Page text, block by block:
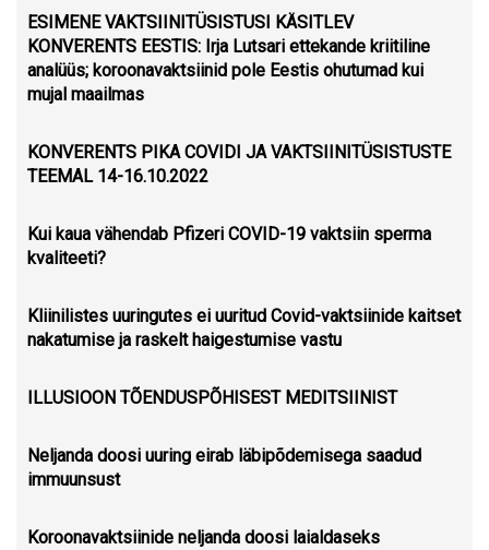
ESIMENE VAKTSIINITÜSISTUSI KÄSITLEV
KONVERENTS EESTIS: Irja Lutsari ettekande kriitiline
analüüs; koroonavaktsiinid pole Eestis ohutumad kui
mujal maailmas
KONVERENTS PIKA COVIDI JA VAKTSIINITÜSISTUSTE
TEEMAL 14-16.10.2022
Kui kaua vähendab Pfizeri COVID-19 vaktsiin sperma
kvaliteeti?
Kliinilistes uuringutes ei uuritud Covid-vaktsiinide kaitset
nakatumise ja raskelt haigestumise vastu
ILLUSIOON TÕENDUSPÕHISEST MEDITSIINIST
Neljanda doosi uuring eirab läbipõdemisega saadud
immuunsust
Koroonavaktsiinide neljanda doosi laialdaseks